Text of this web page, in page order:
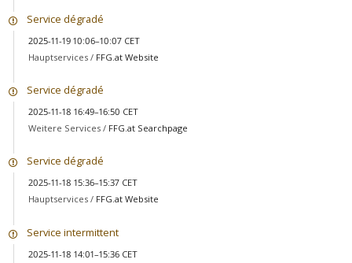
Service dégradé
2025-11-19 10:06–10:07 CET
Hauptservices / FFG.at Website
Service dégradé
2025-11-18 16:49–16:50 CET
Weitere Services / FFG.at Searchpage
Service dégradé
2025-11-18 15:36–15:37 CET
Hauptservices / FFG.at Website
Service intermittent
2025-11-18 14:01–15:36 CET